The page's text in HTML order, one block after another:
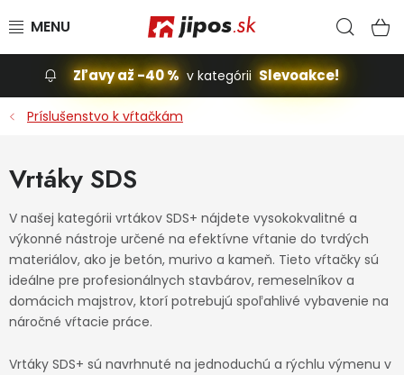
Slevoakce
Záhrada
Príslušenstvo pre automobily
Zľavy až -40 % v kategórii Slevoakce!
Príslušenstvo k vŕtačkám
Vrtáky SDS
V našej kategórii vrtákov SDS+ nájdete vysokokvalitné a
výkonné nástroje určené na efektívne vŕtanie do tvrdých
materiálov, ako je betón, murivo a kameň. Tieto vŕtačky sú
ideálne pre profesionálnych stavbárov, remeselníkov a
domácich majstrov, ktorí potrebujú spoľahlivé vybavenie na
náročné vŕtacie práce.
Vrtáky SDS+ sú navrhnuté na jednoduchú a rýchlu výmenu v